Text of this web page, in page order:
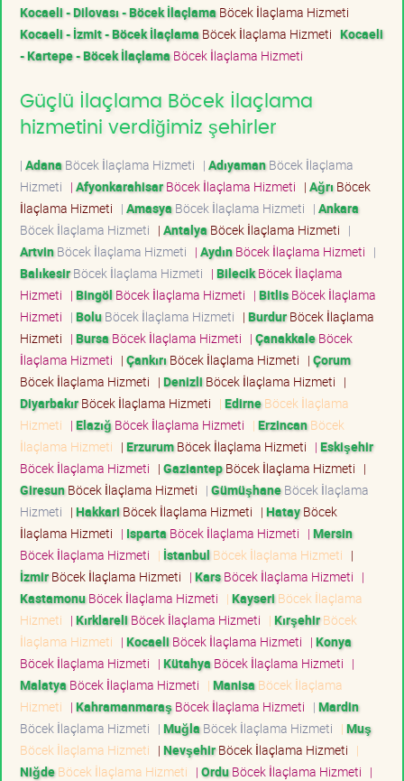
Kocaeli - Dilovası - Böcek İlaçlama Böcek İlaçlama Hizmeti
Kocaeli - İzmit - Böcek İlaçlama Böcek İlaçlama Hizmeti Kocaeli
- Kartepe - Böcek İlaçlama Böcek İlaçlama Hizmeti
Güçlü İlaçlama Böcek İlaçlama
hizmetini verdiğimiz şehirler
| Adana Böcek İlaçlama Hizmeti | AdıyamanBöcek İlaçlama
Hizmeti | AfyonkarahisarBöcek İlaçlama Hizmeti | Ağrı Böcek
İlaçlama Hizmeti | Amasya Böcek İlaçlama Hizmeti | Ankara
Böcek İlaçlama Hizmeti | Antalya Böcek İlaçlama Hizmeti |
ArtvinBöcek İlaçlama Hizmeti | AydınBöcek İlaçlama Hizmeti |
BalıkesirBöcek İlaçlama Hizmeti | BilecikBöcek İlaçlama
Hizmeti | Bingöl Böcek İlaçlama Hizmeti | BitlisBöcek İlaçlama
Hizmeti | BoluBöcek İlaçlama Hizmeti | BurdurBöcek İlaçlama
Hizmeti | Bursa Böcek İlaçlama Hizmeti | ÇanakkaleBöcek
İlaçlama Hizmeti | Çankırı Böcek İlaçlama Hizmeti | Çorum
Böcek İlaçlama Hizmeti | Denizli Böcek İlaçlama Hizmeti |
DiyarbakırBöcek İlaçlama Hizmeti | EdirneBöcek İlaçlama
Hizmeti | Elazığ Böcek İlaçlama Hizmeti | ErzincanBöcek
İlaçlama Hizmeti | ErzurumBöcek İlaçlama Hizmeti | Eskişehir
Böcek İlaçlama Hizmeti | GaziantepBöcek İlaçlama Hizmeti |
GiresunBöcek İlaçlama Hizmeti | GümüşhaneBöcek İlaçlama
Hizmeti | Hakkari Böcek İlaçlama Hizmeti | HatayBöcek
İlaçlama Hizmeti | Isparta Böcek İlaçlama Hizmeti | Mersin
Böcek İlaçlama Hizmeti | İstanbul Böcek İlaçlama Hizmeti |
İzmirBöcek İlaçlama Hizmeti | KarsBöcek İlaçlama Hizmeti |
KastamonuBöcek İlaçlama Hizmeti | Kayseri Böcek İlaçlama
Hizmeti | Kırklareli Böcek İlaçlama Hizmeti | KırşehirBöcek
İlaçlama Hizmeti | Kocaeli Böcek İlaçlama Hizmeti | Konya
Böcek İlaçlama Hizmeti | Kütahya Böcek İlaçlama Hizmeti |
Malatya Böcek İlaçlama Hizmeti | Manisa Böcek İlaçlama
Hizmeti | Kahramanmaraş Böcek İlaçlama Hizmeti | Mardin
Böcek İlaçlama Hizmeti | Muğla Böcek İlaçlama Hizmeti | Muş
Böcek İlaçlama Hizmeti | NevşehirBöcek İlaçlama Hizmeti |
NiğdeBöcek İlaçlama Hizmeti | OrduBöcek İlaçlama Hizmeti |